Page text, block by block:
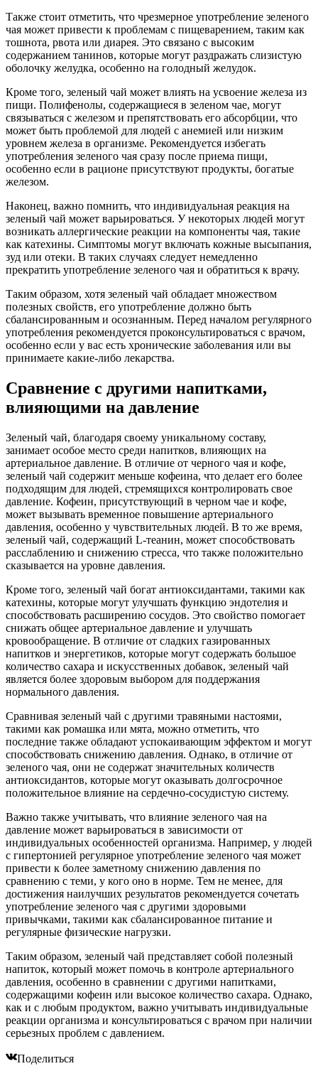
Также стоит отметить, что чрезмерное употребление зеленого
чая может привести к проблемам с пищеварением, таким как
тошнота, рвота или диарея. Это связано с высоким
содержанием танинов, которые могут раздражать слизистую
оболочку желудка, особенно на голодный желудок.
Кроме того, зеленый чай может влиять на усвоение железа из
пищи. Полифенолы, содержащиеся в зеленом чае, могут
связываться с железом и препятствовать его абсорбции, что
может быть проблемой для людей с анемией или низким
уровнем железа в организме. Рекомендуется избегать
употребления зеленого чая сразу после приема пищи,
особенно если в рационе присутствуют продукты, богатые
железом.
Наконец, важно помнить, что индивидуальная реакция на
зеленый чай может варьироваться. У некоторых людей могут
возникать аллергические реакции на компоненты чая, такие
как катехины. Симптомы могут включать кожные высыпания,
зуд или отеки. В таких случаях следует немедленно
прекратить употребление зеленого чая и обратиться к врачу.
Таким образом, хотя зеленый чай обладает множеством
полезных свойств, его употребление должно быть
сбалансированным и осознанным. Перед началом регулярного
употребления рекомендуется проконсультироваться с врачом,
особенно если у вас есть хронические заболевания или вы
принимаете какие-либо лекарства.
Сравнение с другими напитками,
влияющими на давление
Зеленый чай, благодаря своему уникальному составу,
занимает особое место среди напитков, влияющих на
артериальное давление. В отличие от черного чая и кофе,
зеленый чай содержит меньше кофеина, что делает его более
подходящим для людей, стремящихся контролировать свое
давление. Кофеин, присутствующий в черном чае и кофе,
может вызывать временное повышение артериального
давления, особенно у чувствительных людей. В то же время,
зеленый чай, содержащий L-теанин, может способствовать
расслаблению и снижению стресса, что также положительно
сказывается на уровне давления.
Кроме того, зеленый чай богат антиоксидантами, такими как
катехины, которые могут улучшать функцию эндотелия и
способствовать расширению сосудов. Это свойство помогает
снижать общее артериальное давление и улучшать
кровообращение. В отличие от сладких газированных
напитков и энергетиков, которые могут содержать большое
количество сахара и искусственных добавок, зеленый чай
является более здоровым выбором для поддержания
нормального давления.
Сравнивая зеленый чай с другими травяными настоями,
такими как ромашка или мята, можно отметить, что
последние также обладают успокаивающим эффектом и могут
способствовать снижению давления. Однако, в отличие от
зеленого чая, они не содержат значительных количеств
антиоксидантов, которые могут оказывать долгосрочное
положительное влияние на сердечно-сосудистую систему.
Важно также учитывать, что влияние зеленого чая на
давление может варьироваться в зависимости от
индивидуальных особенностей организма. Например, у людей
с гипертонией регулярное употребление зеленого чая может
привести к более заметному снижению давления по
сравнению с теми, у кого оно в норме. Тем не менее, для
достижения наилучших результатов рекомендуется сочетать
употребление зеленого чая с другими здоровыми
привычками, такими как сбалансированное питание и
регулярные физические нагрузки.
Таким образом, зеленый чай представляет собой полезный
напиток, который может помочь в контроле артериального
давления, особенно в сравнении с другими напитками,
содержащими кофеин или высокое количество сахара. Однако,
как и с любым продуктом, важно учитывать индивидуальные
реакции организма и консультироваться с врачом при наличии
серьезных проблем с давлением.
Поделиться